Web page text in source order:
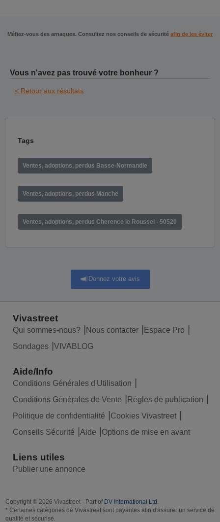
Méfiez-vous des arnaques. Consultez nos conseils de sécurité afin de les éviter
Vous n'avez pas trouvé votre bonheur ?
< Retour aux résultats
Tags
Ventes, adoptions, perdus Basse-Normandie
Ventes, adoptions, perdus Manche
Ventes, adoptions, perdus Cherence le Roussel - 50520
Donnez votre avis
Vivastreet
Qui sommes-nous? Nous contacter
Espace Pro
Sondages
VIVABLOG
Aide/Info
Conditions Générales d'Utilisation
Conditions Générales de Vente
Règles de publication
Politique de confidentialité
Cookies Vivastreet
Conseils Sécurité
Aide Options de mise en avant
Liens utiles
Publier une annonce
Copyright © 2026 Vivastreet - Part of DV International Ltd .
* Certaines catégories de Vivastreet sont payantes afin d'assurer un service de
qualité et sécurisé.